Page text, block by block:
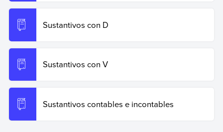
Sustantivos con D
Sustantivos con V
Sustantivos contables e incontables